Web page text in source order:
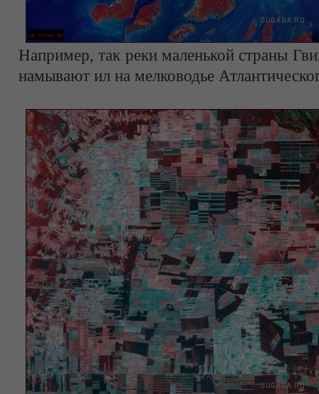
Например, так реки маленькой страны
намывают ил на мелководье